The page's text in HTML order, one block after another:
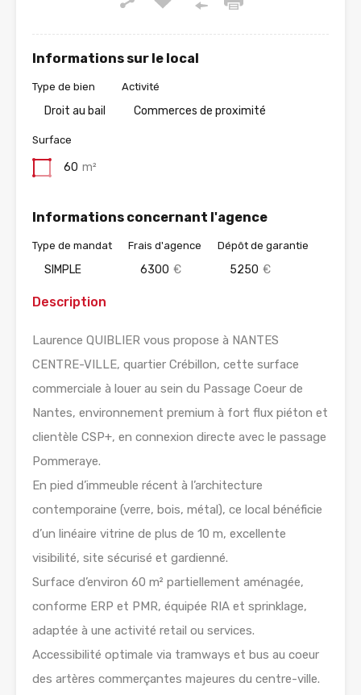
Informations sur le local
Type de bien
Droit au bail
Activité
Commerces de proximité
Surface
60 m²
Informations concernant l'agence
Type de mandat
SIMPLE
Frais d'agence
6300 €
Dépôt de garantie
5250 €
Description
Laurence QUIBLIER vous propose à NANTES
CENTRE-VILLE, quartier Crébillon, cette surface
commerciale à louer au sein du Passage Coeur de
Nantes, environnement premium à fort flux piéton et
clientèle CSP+, en connexion directe avec le passage
Pommeraye.
En pied d’immeuble récent à l’architecture
contemporaine (verre, bois, métal), ce local bénéficie
d’un linéaire vitrine de plus de 10 m, excellente
visibilité, site sécurisé et gardienné.
Surface d’environ 60 m² partiellement aménagée,
conforme ERP et PMR, équipée RIA et sprinklage,
adaptée à une activité retail ou services.
Accessibilité optimale via tramways et bus au coeur
des artères commerçantes majeures du centre-ville.